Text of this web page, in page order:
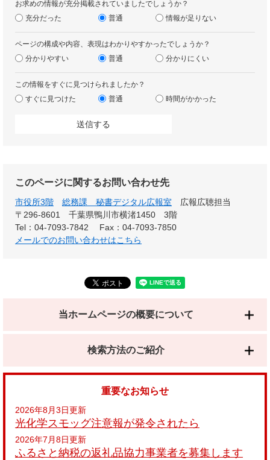
お求めの情報が充分掲載されていましたでしょうか？
充分だった
普通 情報が足りない
ページの構成や内容、表現はわかりやすかったでしょうか？
分かりやすい
普通 分かりにくい
この情報をすぐに見つけられましたか？
すぐに見つけた
普通 時間がかかった
このページに関するお問い合わせ先
市役所3階 総務課 秘書デジタル広報室 広報広聴担当
〒296-8601
千葉県鴨川市横渚1450 3階
Tel：04-7093-7842
Fax：04-7093-7850
メールでのお問い合わせはこちら
当ホームページの概要について
検索方法のご紹介
重要なお知らせ
2026年8月3日更新
光化学スモッグ注意報が発令されたら
2026年7月8日更新
ふるさと納税の返礼品協力事業者を募集します